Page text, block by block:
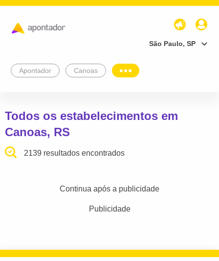
São Paulo, SP
Apontador Canoas
Todos os estabelecimentos em
Canoas, RS
2139 resultados encontrados
Continua após a publicidade
Publicidade